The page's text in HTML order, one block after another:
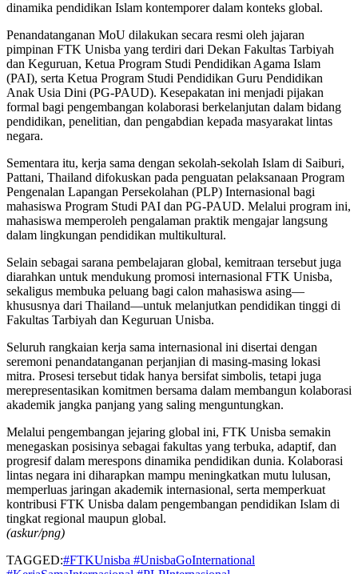
dinamika pendidikan Islam kontemporer dalam konteks global.
Penandatanganan MoU dilakukan secara resmi oleh jajaran
pimpinan FTK Unisba yang terdiri dari Dekan Fakultas Tarbiyah
dan Keguruan, Ketua Program Studi Pendidikan Agama Islam
(PAI), serta Ketua Program Studi Pendidikan Guru Pendidikan
Anak Usia Dini (PG-PAUD). Kesepakatan ini menjadi pijakan
formal bagi pengembangan kolaborasi berkelanjutan dalam bidang
pendidikan, penelitian, dan pengabdian kepada masyarakat lintas
negara.
Sementara itu, kerja sama dengan sekolah-sekolah Islam di Saiburi,
Pattani, Thailand difokuskan pada penguatan pelaksanaan Program
Pengenalan Lapangan Persekolahan (PLP) Internasional bagi
mahasiswa Program Studi PAI dan PG-PAUD. Melalui program ini,
mahasiswa memperoleh pengalaman praktik mengajar langsung
dalam lingkungan pendidikan multikultural.
Selain sebagai sarana pembelajaran global, kemitraan tersebut juga
diarahkan untuk mendukung promosi internasional FTK Unisba,
sekaligus membuka peluang bagi calon mahasiswa asing—
khususnya dari Thailand—untuk melanjutkan pendidikan tinggi di
Fakultas Tarbiyah dan Keguruan Unisba.
Seluruh rangkaian kerja sama internasional ini disertai dengan
seremoni penandatanganan perjanjian di masing-masing lokasi
mitra. Prosesi tersebut tidak hanya bersifat simbolis, tetapi juga
merepresentasikan komitmen bersama dalam membangun kolaborasi
akademik jangka panjang yang saling menguntungkan.
Melalui pengembangan jejaring global ini, FTK Unisba semakin
menegaskan posisinya sebagai fakultas yang terbuka, adaptif, dan
progresif dalam merespons dinamika pendidikan dunia. Kolaborasi
lintas negara ini diharapkan mampu meningkatkan mutu lulusan,
memperluas jaringan akademik internasional, serta memperkuat
kontribusi FTK Unisba dalam pengembangan pendidikan Islam di
tingkat regional maupun global.
(askur/png)
TAGGED:#FTKUnisba #UnisbaGoInternational